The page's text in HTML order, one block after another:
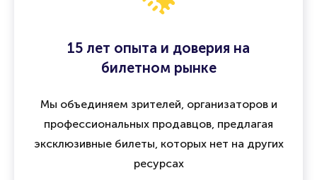
15 лет опыта и доверия на
билетном рынке
Мы объединяем зрителей, организаторов и
профессиональных продавцов, предлагая
эксклюзивные билеты, которых нет на других
ресурсах